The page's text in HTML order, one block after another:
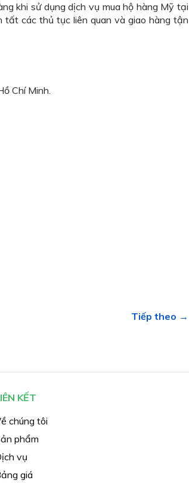
khi sử dụng dịch vụ mua hộ hàng Mỹ tại
tất các thủ tục liên quan và giao hàng tận
Chí Minh.
Tiếp theo →
KẾT
chúng tôi
phẩm
vụ
giá